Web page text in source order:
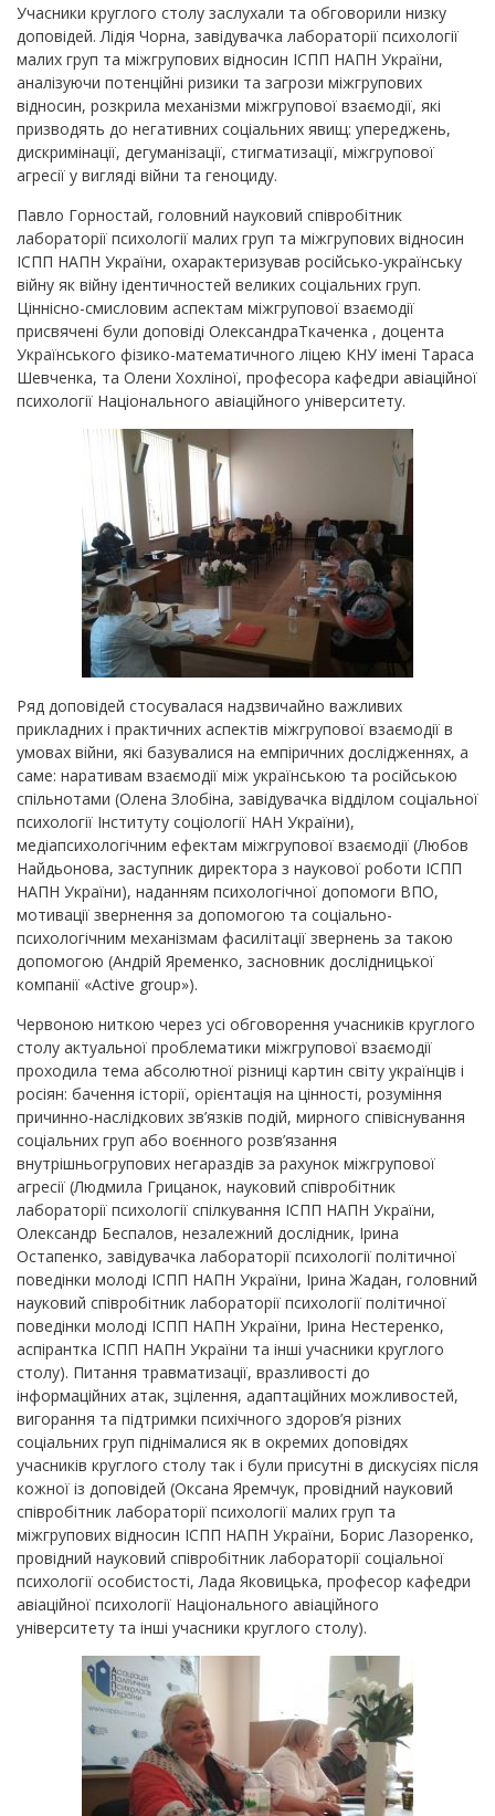
Учасники круглого столу заслухали та обговорили низку
доповідей. Лідія Чорна, завідувачка лабораторії психології
малих груп та міжгрупових відносин ІСПП НАПН України,
аналізуючи потенційні ризики та загрози міжгрупових
відносин, розкрила механізми міжгрупової взаємодії, які
призводять до негативних соціальних явищ: упереджень,
дискримінації, дегуманізації, стигматизації, міжгрупової
агресії у вигляді війни та геноциду.
Павло Горностай, головний науковий співробітник
лабораторії психології малих груп та міжгрупових відносин
ІСПП НАПН України, охарактеризував російсько-українську
війну як війну ідентичностей великих соціальних груп.
Ціннісно-смисловим аспектам міжгрупової взаємодії
присвячені були доповіді ОлександраТкаченка , доцента
Українського фізико-математичного ліцею КНУ імені Тараса
Шевченка, та Олени Хохліної, професора кафедри авіаційної
психології Національного авіаційного університету.
Ряд доповідей стосувалася надзвичайно важливих
прикладних і практичних аспектів міжгрупової взаємодії в
умовах війни, які базувалися на емпіричних дослідженнях, а
саме: наративам взаємодії між українською та російською
спільнотами (Олена Злобіна, завідувачка відділом соціальної
психології Інституту соціології НАН України),
медіапсихологічним ефектам міжгрупової взаємодії (Любов
Найдьонова, заступник директора з наукової роботи ІСПП
НАПН України), наданням психологічної допомоги ВПО,
мотивації звернення за допомогою та соціально-
психологічним механізмам фасилітації звернень за такою
допомогою (Андрій Яременко, засновник дослідницької
компанії «Active group»).
Червоною ниткою через усі обговорення учасників круглого
столу актуальної проблематики міжгрупової взаємодії
проходила тема абсолютної різниці картин світу українців і
росіян: бачення історії, орієнтація на цінності, розуміння
причинно-наслідкових зв’язків подій, мирного співіснування
соціальних груп або воєнного розв’язання
внутрішньогрупових негараздів за рахунок міжгрупової
агресії (Людмила Грицанок, науковий співробітник
лабораторії психології спілкування ІСПП НАПН України,
Олександр Беспалов, незалежний дослідник, Ірина
Остапенко, завідувачка лабораторії психології політичної
поведінки молоді ІСПП НАПН України, Ірина Жадан, головний
науковий співробітник лабораторії психології політичної
поведінки молоді ІСПП НАПН України, Ірина Нестеренко,
аспірантка ІСПП НАПН України та інші учасники круглого
столу). Питання травматизації, вразливості до
інформаційних атак, зцілення, адаптаційних можливостей,
вигорання та підтримки психічного здоров’я різних
соціальних груп піднімалися як в окремих доповідях
учасників круглого столу так і були присутні в дискусіях після
кожної із доповідей (Оксана Яремчук, провідний науковий
співробітник лабораторії психології малих груп та
міжгрупових відносин ІСПП НАПН України, Борис Лазоренко,
провідний науковий співробітник лабораторії соціальної
психології особистості, Лада Яковицька, професор кафедри
авіаційної психології Національного авіаційного
університету та інші учасники круглого столу).